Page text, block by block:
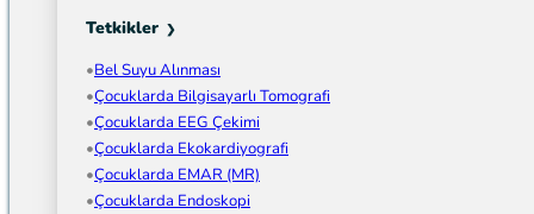
Tetkikler
Bel Suyu Alınması
Çocuklarda Bilgisayarlı Tomografi
Çocuklarda EEG Çekimi
Çocuklarda Ekokardiyografi
Çocuklarda EMAR (MR)
Çocuklarda Endoskopi